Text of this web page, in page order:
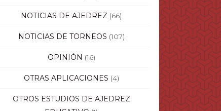
NOTICIAS DE AJEDREZ (66)
NOTICIAS DE TORNEOS (107)
OPINIÓN (16)
OTRAS APLICACIONES (4)
OTROS ESTUDIOS DE AJEDREZ